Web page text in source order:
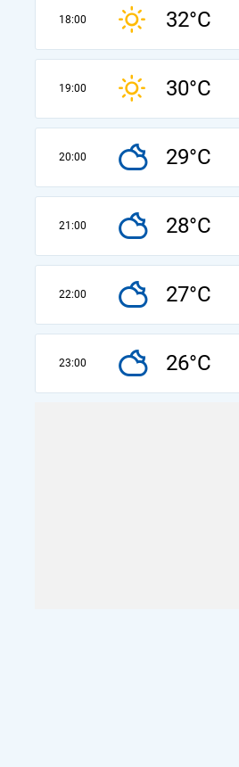
18:00 32°C
19:00 30°C
20:00 29°C
21:00 28°C
22:00 27°C
23:00 26°C